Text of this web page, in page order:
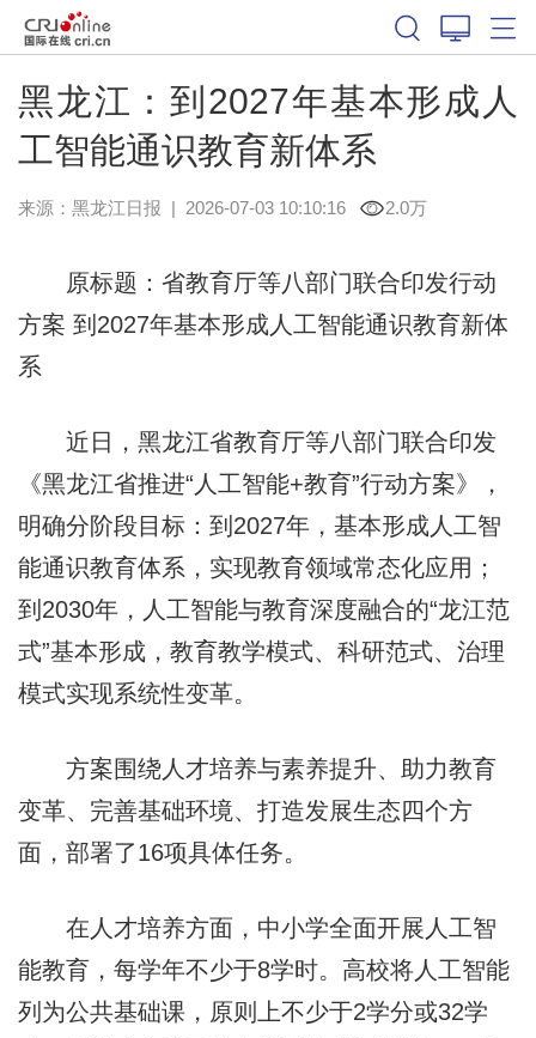
黑龙江：到2027年基本形成人
工智能通识教育新体系
来源： 黑龙江日报 | 2026-07-03 10:10:16 2.0万
原标题：省教育厅等八部门联合印发行动
方案 到2027年基本形成人工智能通识教育新体
系
近日，黑龙江省教育厅等八部门联合印发
《黑龙江省推进“人工智能+教育”行动方案》，
明确分阶段目标：到2027年，基本形成人工智
能通识教育体系，实现教育领域常态化应用；
到2030年，人工智能与教育深度融合的“龙江范
式”基本形成，教育教学模式、科研范式、治理
模式实现系统性变革。
方案围绕人才培养与素养提升、助力教育
变革、完善基础环境、打造发展生态四个方
面，部署了16项具体任务。
在人才培养方面，中小学全面开展人工智
能教育，每学年不少于8学时。高校将人工智能
列为公共基础课，原则上不少于2学分或32学